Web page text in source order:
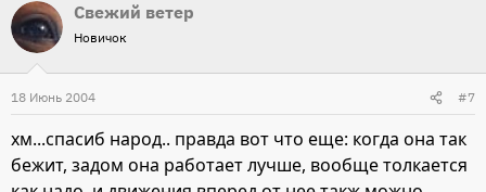
Свежий ветер
Новичок
18 Июнь 2004 #7
хм...спасиб народ.. правда вот что еще: когда она так
бежит, задом она работает лучше, вообще толкается